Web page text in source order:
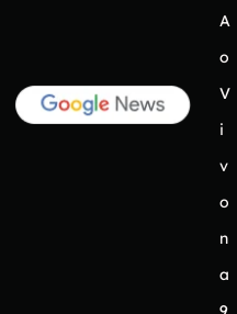
A
o
V
i
v
o
n
a